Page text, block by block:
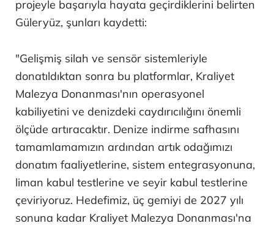
projeyle başarıyla hayata geçirdiklerini belirten
Güleryüz, şunları kaydetti:
"Gelişmiş silah ve sensör sistemleriyle
donatıldıktan sonra bu platformlar, Kraliyet
Malezya Donanması'nın operasyonel
kabiliyetini ve denizdeki caydırıcılığını önemli
ölçüde artıracaktır. Denize indirme safhasını
tamamlamamızın ardından artık odağımızı
donatım faaliyetlerine, sistem entegrasyonuna,
liman kabul testlerine ve seyir kabul testlerine
çeviriyoruz. Hedefimiz, üç gemiyi de 2027 yılı
sonuna kadar Kraliyet Malezya Donanması'na